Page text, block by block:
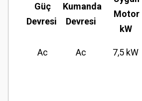
Güç
Devresi
Kumanda
Devresi
Motor
kW
Ac Ac 7,5 kW